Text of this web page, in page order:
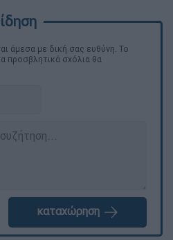
άμεσα με δική σας ευθύνη. Το
προσβλητικά σχόλια θα
καταχώρηση